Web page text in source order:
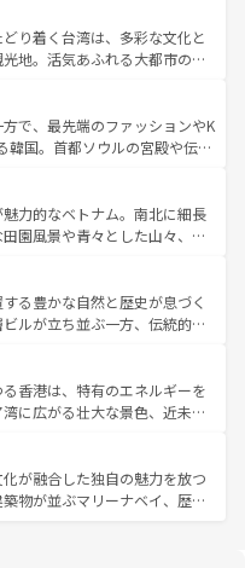
のアメリカ
してほしい。
人々を迎えてくれるハワイの
ドやハワイアンミュージッ
、すべてがハワイの魅力を彩
ワイ情報
ほしい。
びえるウルル（エアーズロッ
生林やケアンズの熱帯雨林な
た、カフェやワイン、オージ
しており、サーフィンやダイ
ウトドア好きにはたまらな
魅力を存分に味わいつくそ
り着く台湾は、多彩な文化と
地。活気あふれる大都市の台
る台湾東部など、都市の喧騒
り、訪れる人に新しい発見と
た、奥深い台湾の食文化も魅
など、バラエティ豊かな料理
着の台湾情報は コンテンツ一覧を参
で、最先端のファッションやK
韓国。首都ソウルの宮殿や伝統
折々の自然美を楽しむことが
肉、絶品のストリートフード
待っている。夜には、韓国な
の多彩な魅力を心ゆくまで味
ほしい。 なお、新着の韓国情報はコンテンツ一
力的なベトナム。南北に細長
園風景や青々とした山々、世
く。ハノイの古い町並みやホ
代の建物も、独特の雰囲気を
エティの豊かさとおいしさで
ベトナムコーヒーなどは、ぜ
域を訪れてもあたたかい人々
、きっと忘れられない旅にな
る豊かな自然と歴史が息づく
ルが立ち並ぶ一方、伝統的な
ではチェンマイなどの山岳地
はプーケットやクラビの美し
しむことができる。タイ料理
、どの季節にも異なる楽しみ
タイの人々、仏教を中心とし
源が、訪れる旅人を魅了し続
香港は、特有のエネルギーを
に広がる壮大な景色、近未来
はず。観光スポットが密集し
回れるのも魅力。息をのむよ
で、香港を存分に楽しみ尽く
が融合した独自の魅力を放つ
物が並ぶマリーナベイ、歴史